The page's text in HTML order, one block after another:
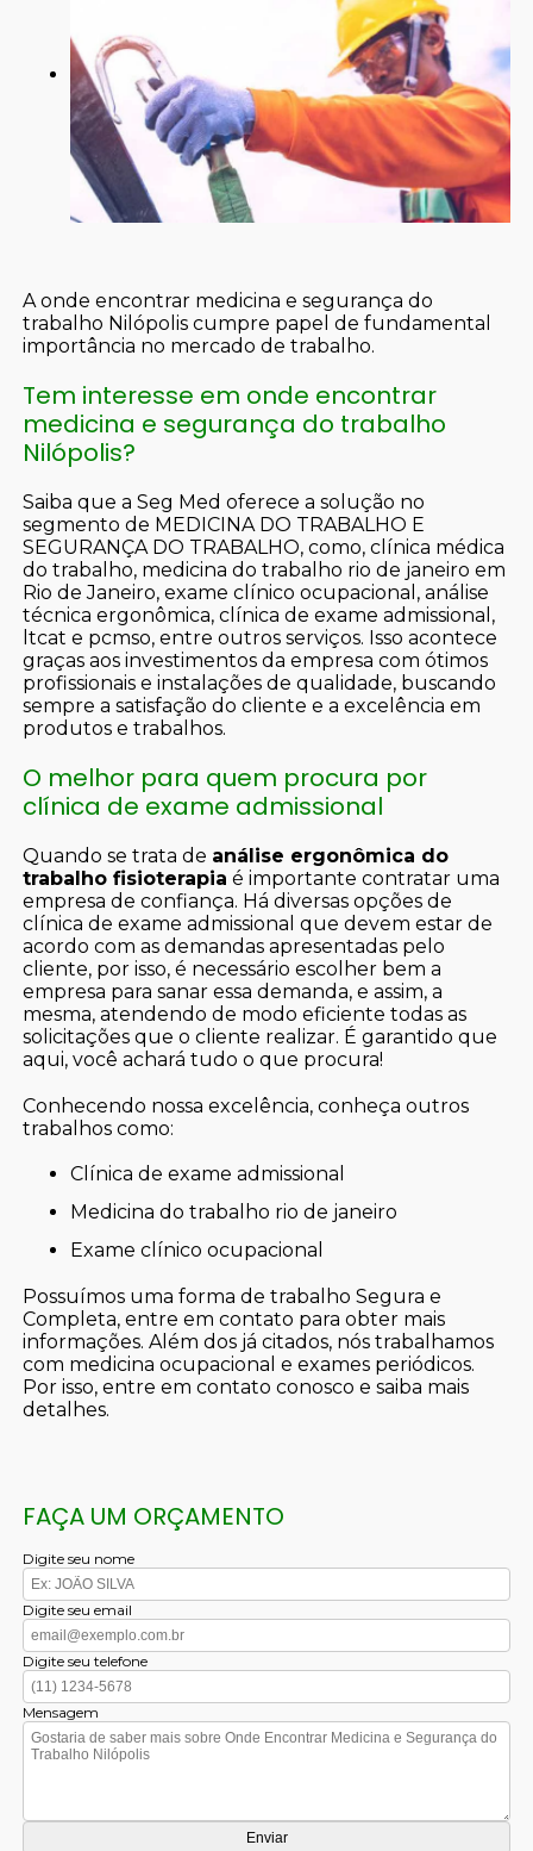
A onde encontrar medicina e segurança do
trabalho Nilópolis cumpre papel de fundamental
importância no mercado de trabalho.
Tem interesse em onde encontrar
medicina e segurança do trabalho
Nilópolis?
Saiba que a Seg Med oferece a solução no
segmento de MEDICINA DO TRABALHO E
SEGURANÇA DO TRABALHO, como, clínica médica
do trabalho, medicina do trabalho rio de janeiro em
Rio de Janeiro, exame clínico ocupacional, análise
técnica ergonômica, clínica de exame admissional,
ltcat e pcmso, entre outros serviços. Isso acontece
graças aos investimentos da empresa com ótimos
profissionais e instalações de qualidade, buscando
sempre a satisfação do cliente e a excelência em
produtos e trabalhos.
O melhor para quem procura por
clínica de exame admissional
Quando se trata de análise ergonômica do
trabalho fisioterapia é importante contratar uma
empresa de confiança. Há diversas opções de
clínica de exame admissional que devem estar de
acordo com as demandas apresentadas pelo
cliente, por isso, é necessário escolher bem a
empresa para sanar essa demanda, e assim, a
mesma, atendendo de modo eficiente todas as
solicitações que o cliente realizar. É garantido que
aqui, você achará tudo o que procura!
Conhecendo nossa excelência, conheça outros
trabalhos como:
clínica de exame admissional
medicina do trabalho rio de janeiro
exame clínico ocupacional
Possuímos uma forma de trabalho Segura e
Completa, entre em contato para obter mais
informações. Além dos já citados, nós trabalhamos
com medicina ocupacional e exames periódicos.
Por isso, entre em contato conosco e saiba mais
detalhes.
FAÇA UM ORÇAMENTO
Digite seu nome
Digite seu email
Digite seu telefone
Mensagem